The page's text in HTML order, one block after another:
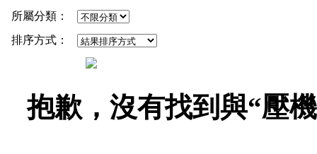
所屬分類：
排序方式：
抱歉，沒有找到與“壓機